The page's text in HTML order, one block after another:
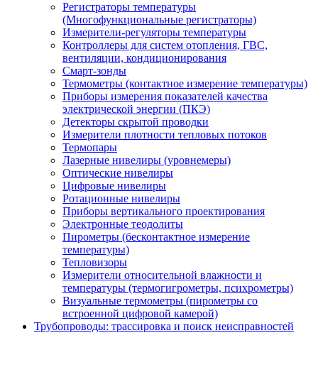
Регистраторы температуры
(Многофункциональные регистраторы)
Измерители-регуляторы температуры
Контроллеры для систем отопления, ГВС,
вентиляции, кондиционирования
Смарт-зонды
Термометры (контактное измерение температуры)
Приборы измерения показателей качества
электрической энергии (ПКЭ)
Детекторы скрытой проводки
Измерители плотности тепловых потоков
Термопары
Лазерные нивелиры (уровнемеры)
Оптические нивелиры
Цифровые нивелиры
Ротационные нивелиры
Приборы вертикального проектирования
Электронные теодолиты
Пирометры (бесконтактное измерение
температуры)
Тепловизоры
Измерители относительной влажности и
температуры (термогигрометры, психрометры)
Визуальные термометры (пирометры со
встроенной цифровой камерой)
Трубопроводы: трассировка и поиск неисправностей